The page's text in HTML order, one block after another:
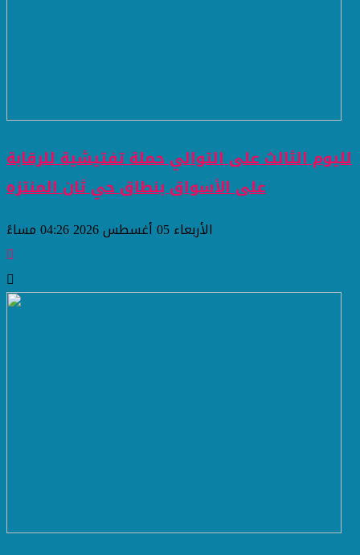
لليوم الثالث على التوالي حملة تفتيشية للرقابة
على الأسواق بنطاق حي ثان المنتزه
الأربعاء 05 أغسطس 2026 04:26 مساءً